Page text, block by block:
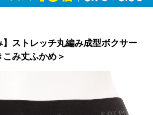
】ストレッチ丸編み成型ボクサー
み丈ふかめ＞